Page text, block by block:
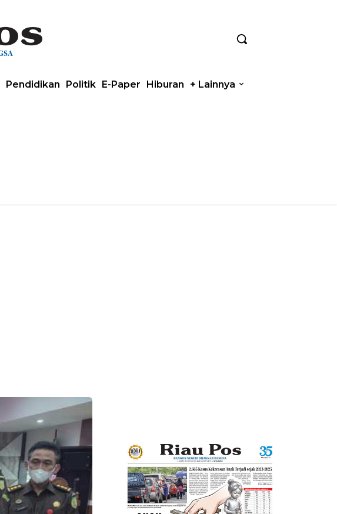
Pendidikan Politik E-Paper Hiburan + Lainnya